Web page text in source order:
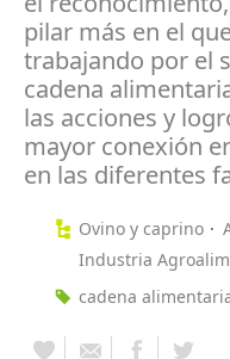
pilar más en el
trabajando por el
cadena
las acciones y
mayor conexión
en las diferentes
Ovino y caprino
Industria
cadena